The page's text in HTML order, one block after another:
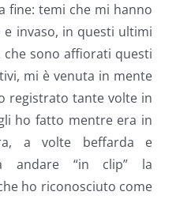
fine: temi che mi hanno
invaso, in questi ultimi
sono affiorati questi
mi è venuta in mente
registrato tante volte in
ho fatto mentre era in
a volte beffarda e
andare “in clip” la
ho riconosciuto come